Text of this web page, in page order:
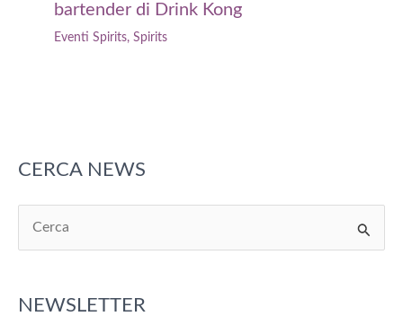
bartender di Drink Kong
Eventi Spirits, Spirits
CERCA NEWS
e
c
NEWSLETTER